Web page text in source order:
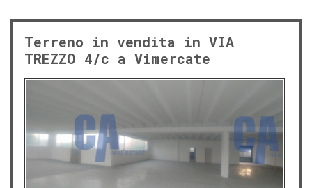
Terreno in vendita in VIA
TREZZO 4/c a Vimercate